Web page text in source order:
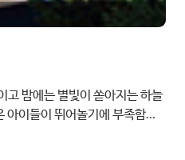
고 밤에는 별빛이 쏟아지는 하늘
이들이 뛰어놀기에 부족함이